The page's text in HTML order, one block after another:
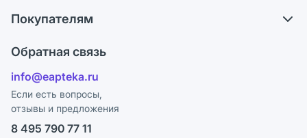
Блог
Карьера
Поставщики
Лицензия
Реклама на сайте
Ваши товары на ЕАПТЕКЕ
Покупателям
Программа СберСпасибо
Политика конфиденциальности
Пользовательское соглашение
Обратная связь
info@eapteka.ru
Если есть вопросы,
отзывы и предложения
8 495 790 77 11